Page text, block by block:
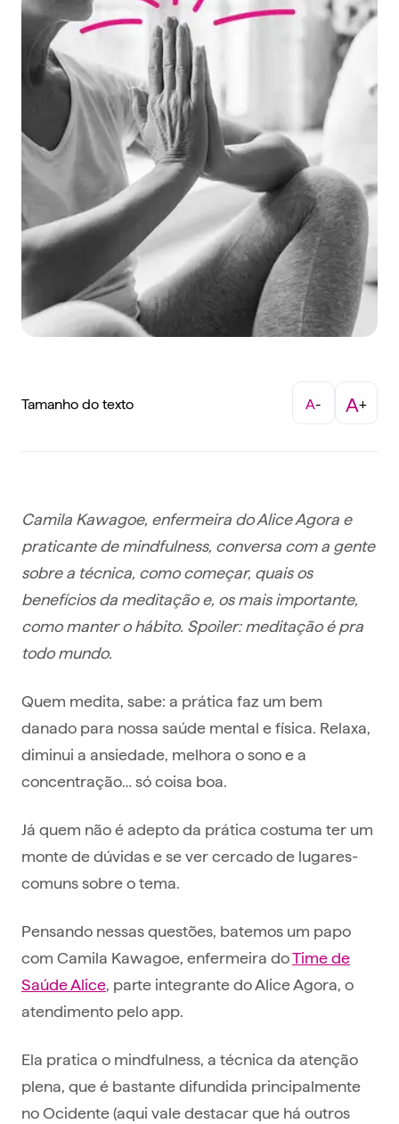
Tamanho do texto A- A+
Camila Kawagoe, enfermeira do Alice Agora e
praticante de mindfulness, conversa com a gente
sobre a técnica, como começar, quais os
benefícios da meditação e, os mais importante,
como manter o hábito. Spoiler: meditação é pra
todo mundo.
Quem medita, sabe: a prática faz um bem
danado para nossa saúde mental e física. Relaxa,
diminui a ansiedade, melhora o sono e a
concentração… só coisa boa.
Já quem não é adepto da prática costuma ter um
monte de dúvidas e se ver cercado de lugares-
comuns sobre o tema.
Pensando nessas questões, batemos um papo
com Camila Kawagoe, enfermeira doTime de
Saúde Alice, parte integrante do Alice Agora, o
atendimento pelo app.
Ela pratica o mindfulness, a técnica da atenção
plena, que é bastante difundida principalmente
no Ocidente (aqui vale destacar que há outros